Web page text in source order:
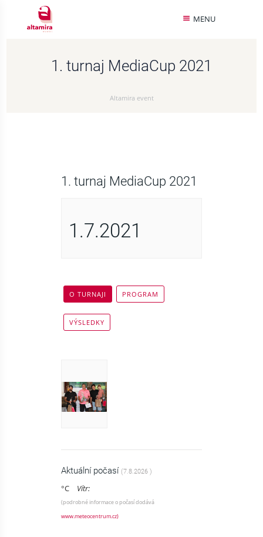
MENU
1. turnaj MediaCup 2021
Altamira event
1. turnaj MediaCup 2021
1.7.2021
O TURNAJI PROGRAM
VÝSLEDKY
Aktuální počasí (7.8.2026 )
°C Vítr:
(podrobné informace o počasí dodává
www.meteocentrum.cz)